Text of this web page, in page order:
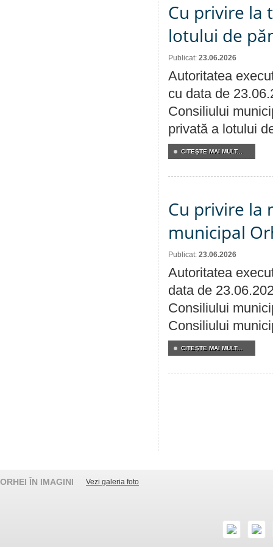
Cu privire la
lotului de
Publicat: 23.06.2026
Autoritatea
cu data de
Consiliului
privată a lotului
CITEŞTE MAI MULT...
Cu privire la
municipal
Publicat: 23.06.2026
Autoritatea
data de
Consiliului
Consiliului
CITEŞTE MAI MULT...
ORHEI ÎN IMAGINI Vezi galeria foto